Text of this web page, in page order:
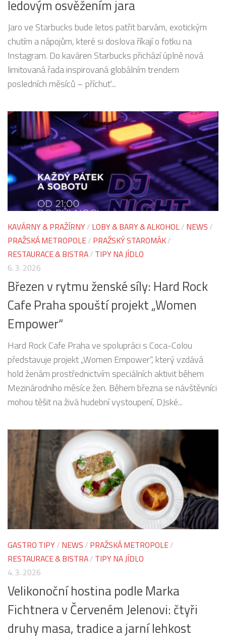
ledovým osvěžením jara
Jaro ve Starbucks bude letos patřit barvám, exotickým
chutím a nápojům, které si doslova říkají o fotku na
Instagram. Do kaváren Starbucks přichází úplně nová
limitovaná řada inspirovaná globálním trendem
posledních měsíců – příchuť...
KAVÁRNY & PRAŽÍRNY/ LOBY & BARY & ALKOHOL/ NEWS /
PRAŽSKÁ METROPOLE/ PRAŽSKÝ STAROMÁK/
RESTAURACE & BISTRA/ TIPY NA JÍDLO
6. 3. 2026
Březen v rytmu ženské síly: Hard Rock
Cafe Praha spouští projekt „Women
Empower“
Hard Rock Cafe Praha ve spolupráci s Coca-Colou
představuje projekt „Women Empower“, který vzdává
hold ženám prostřednictvím speciálních aktivit během
Mezinárodního měsíce žen. Během března se návštěvníci
mohou těšit na živá hudební vystoupení, DJské...
GASTRO TIPY/ NEWS / PRAŽSKÁ METROPOLE/
RESTAURACE & BISTRA/ TIPY NA JÍDLO
4. 3. 2026
Velikonoční hostina podle Marka
Fichtnera v Červeném Jelenovi: čtyři
druhy masa, tradice a jarní lehkost